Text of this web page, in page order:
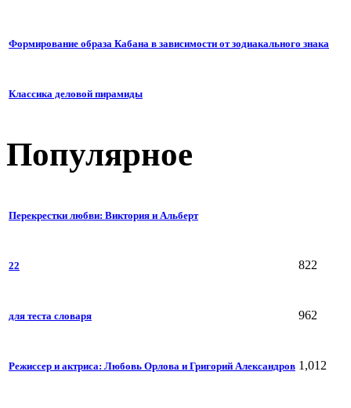
Формирование образа Кабана в зависимости от зодиакального знака
Классика деловой пирамиды
Популярное
Перекрестки любви: Виктория и Альберт
22 822
для теста словаря 962
Режиссер и актриса: Любовь Орлова и Григорий Александров 1,012